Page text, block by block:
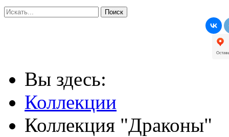
Вы здесь:
Коллекции
Коллекция "Драконы"